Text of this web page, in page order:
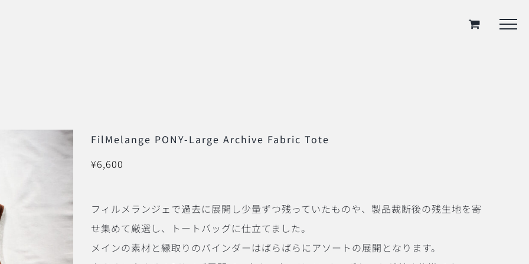
FilMelange PONY-Large Archive Fabric Tote
¥6,600
フィルメランジェで過去に展開し少量ずつ残っていたものや、製品裁断後の残生地を寄
せ集めて厳選し、トートバッグに仕立てました。
メインの素材と縁取りのバインダーはばらばらにアソートの展開となります。